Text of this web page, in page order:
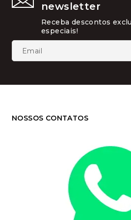
newsletter
Receba descontos
especiais!
NOSSOS CONTATOS